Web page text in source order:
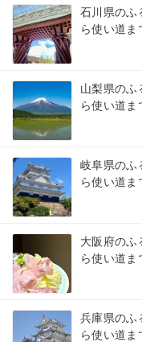
石川県のふ
ら使い道ま
山梨県のふ
ら使い道ま
岐阜県のふ
ら使い道ま
大阪府のふ
ら使い道ま
兵庫県のふ
ら使い道ま